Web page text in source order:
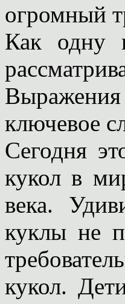
огромный
Как одну
ключевое
Сегодня
кукол в
века.
куклы не
кукол.